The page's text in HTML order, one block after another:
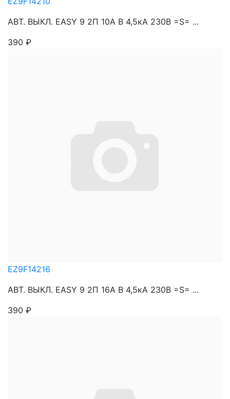
АВТ. ВЫКЛ. EASY 9 2П 10А В 4,5кА 230В =S= ...
390 ₽
EZ9F14216
АВТ. ВЫКЛ. EASY 9 2П 16А В 4,5кА 230В =S= ...
390 ₽